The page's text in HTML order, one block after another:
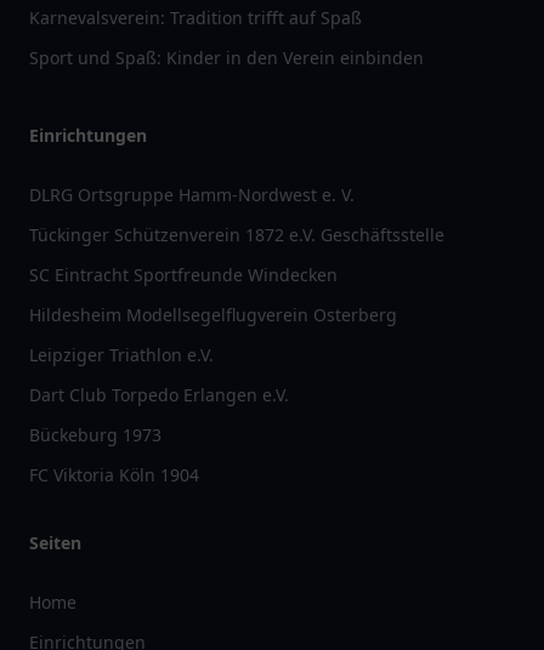
Karnevalsverein: Tradition trifft auf Spaß
Sport und Spaß: Kinder in den Verein einbinden
Einrichtungen
DLRG Ortsgruppe Hamm-Nordwest e. V.
Tückinger Schützenverein 1872 e.V. Geschäftsstelle
SC Eintracht Sportfreunde Windecken
Hildesheim Modellsegelflugverein Osterberg
Leipziger Triathlon e.V.
Dart Club Torpedo Erlangen e.V.
Bückeburg 1973
FC Viktoria Köln 1904
Seiten
Home
Einrichtungen